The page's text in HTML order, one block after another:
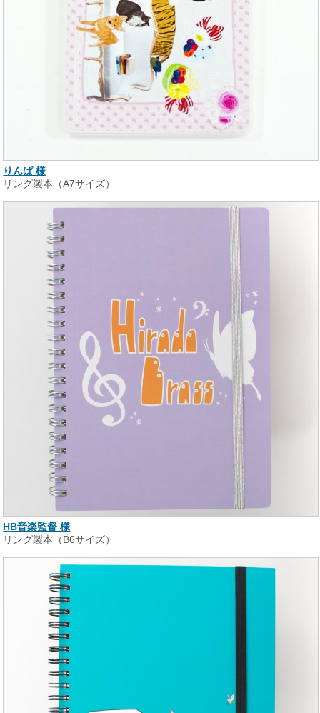
りんぱ 様
リング製本（A7サイズ）
HB音楽監督 様
リング製本（B6サイズ）